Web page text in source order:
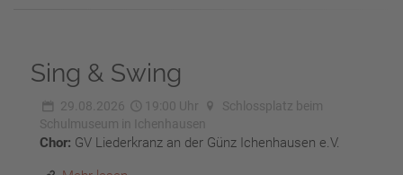
Sing & Swing
29.08.2026 19:00 Uhr
Schlossplatz beim
Schulmuseum in Ichenhausen
Chor: GV Liederkranz an der Günz Ichenhausen e.V.